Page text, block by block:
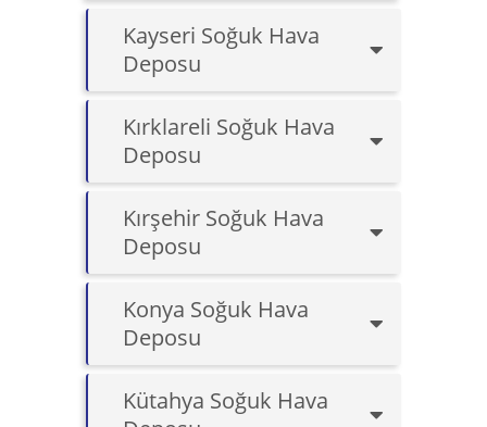
Kayseri Soğuk Hava
Deposu
Kırklareli Soğuk Hava
Deposu
Kırşehir Soğuk Hava
Deposu
Konya Soğuk Hava
Deposu
Kütahya Soğuk Hava